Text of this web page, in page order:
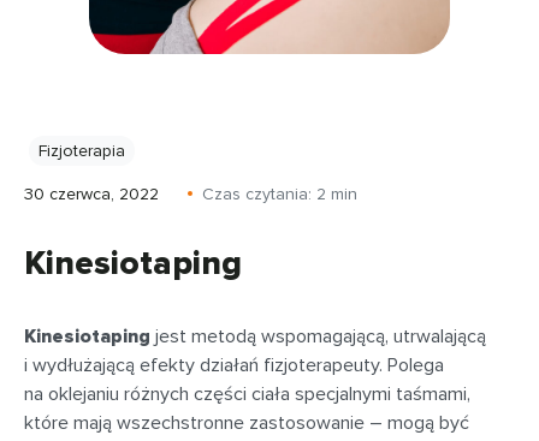
Fizjoterapia
30 czerwca, 2022 Czas czytania: 2 min
Kinesiotaping
Kinesiotaping jest metodą wspomagającą, utrwalającą
i wydłużającą efekty działań fizjoterapeuty. Polega
na oklejaniu różnych części ciała specjalnymi taśmami,
które mają wszechstronne zastosowanie – mogą być